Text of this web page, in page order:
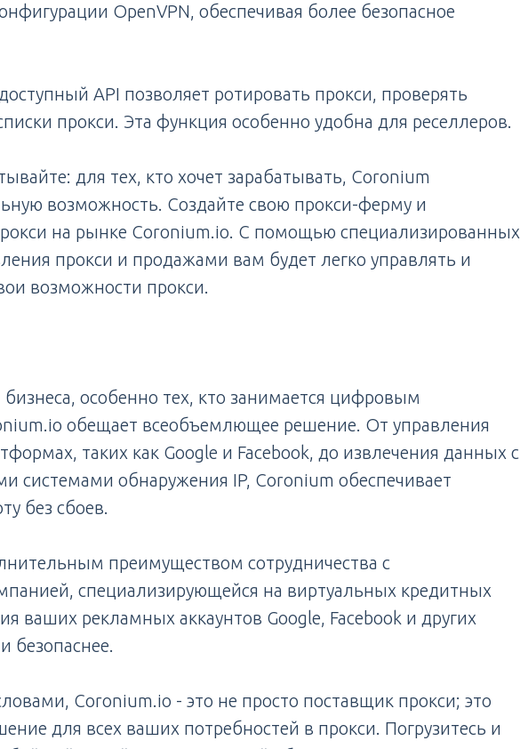
OpenVPN, обеспечивая более безопасное
API позволяет ротировать прокси, проверять
прокси. Эта функция особенно удобна для реселлеров.
для тех, кто хочет зарабатывать, Coronium
возможность. Создайте свою прокси-ферму и
на рынке Coronium.io. С помощью специализированных
прокси и продажами вам будет легко управлять и
возможности прокси.
особенно тех, кто занимается цифровым
обещает всеобъемлющее решение. От управления
таких как Google и Facebook, до извлечения данных с
системами обнаружения IP, Coronium обеспечивает
без сбоев.
преимуществом сотрудничества с
специализирующейся на виртуальных кредитных
ваших рекламных аккаунтов Google, Facebook и других
безопаснее.
Coronium.io - это не просто поставщик прокси; это
для всех ваших потребностей в прокси. Погрузитесь и